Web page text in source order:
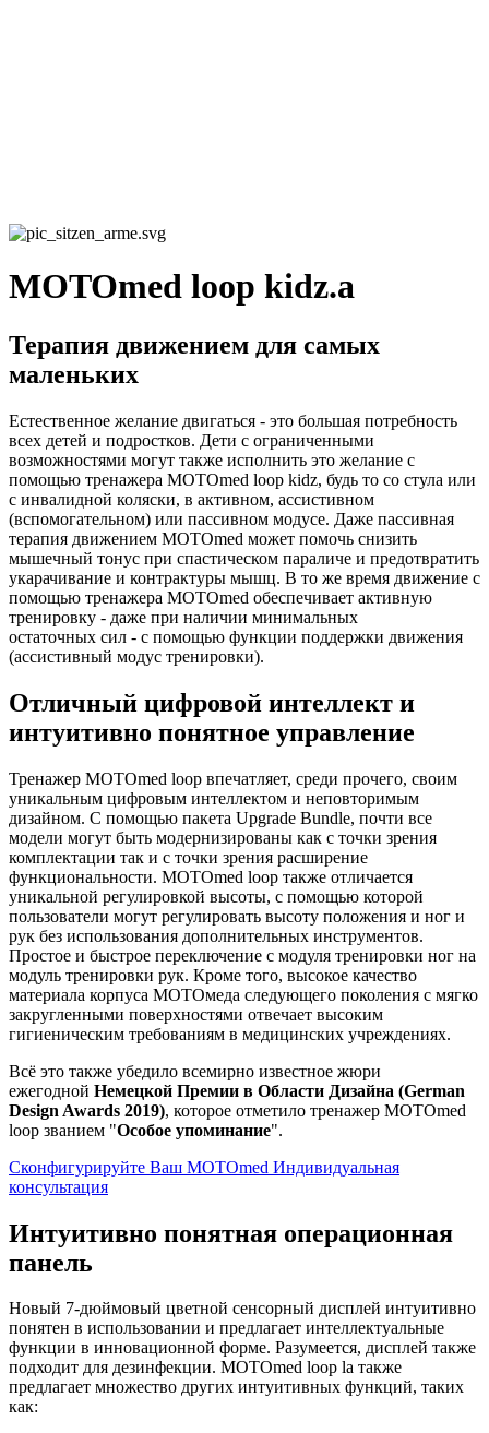
MOTOmed loop kidz.a
Терапия движением для самых
маленьких
Естественное желание двигаться - это большая потребность
всех детей и подростков. Дети с ограниченными
возможностями могут также исполнить это желание с
помощью тренажера MOTOmed loop kidz, будь то со стула или
с инвалидной коляски, в активном, ассистивном
(вспомогательном) или пассивном модусе. Даже пассивная
терапия движением MOTOmed может помочь снизить
мышечный тонус при спастическом параличе и предотвратить
укарачивание и контрактуры мышц. В то же время движение с
помощью тренажера MOTOmed обеспечивает активную
тренировку - даже при наличии минимальных
остаточных сил - с помощью функции поддержки движения
(ассистивный модус тренировки).
Отличный цифровой интеллект и
интуитивно понятное управление
Тренажер MOTOmed loop впечатляет, среди прочего, своим
уникальным цифровым интеллектом и неповторимым
дизайном. С помощью пакета Upgrade Bundle, почти все
модели могут быть модернизированы как с точки зрения
комплектации так и с точки зрения расширение
функциональности. MOTOmed loop также отличается
уникальной регулировкой высоты, с помощью которой
пользователи могут регулировать высоту положения и ног и
рук без использования дополнительных инструментов.
Простое и быстрое переключение с модуля тренировки ног на
модуль тренировки рук. Кроме того, высокое качество
материала корпуса МОТОмеда следующего поколения с мягко
закругленными поверхностями отвечает высоким
гигиеническим требованиям в медицинских учреждениях.
Всё это также убедило всемирно известное жюри
ежегодной Немецкой Премии в Области Дизайна (German
Design Awards 2019), которое отметило тренажер MOTOmed
loop званием "Особое упоминание".
Сконфигурируйте Ваш MOTOmed Индивидуальная
консультация
Интуитивно понятная операционная
панель
Новый 7-дюймовый цветной сенсорный дисплей интуитивно
понятен в использовании и предлагает интеллектуальные
функции в инновационной форме. Разумеется, дисплей также
подходит для дезинфекции. MOTOmed loop la также
предлагает множество других интуитивных функций, таких
как: